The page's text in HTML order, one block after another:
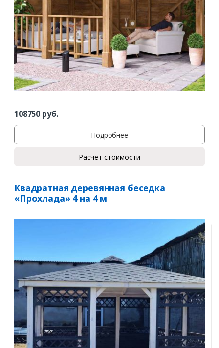
108750 руб.
Подробнее
Расчет стоимости
Квадратная деревянная беседка
«Прохлада» 4 на 4 м